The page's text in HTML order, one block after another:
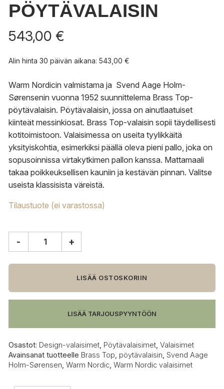
PÖYTÄVALAISIN
543,00 €
Alin hinta 30 päivän aikana: 543,00 €
Warm Nordicin valmistama ja Svend Aage Holm-
Sørensenin vuonna 1952 suunnittelema Brass Top-
pöytävalaisin. Pöytävalaisin, jossa on ainutlaatuiset
kiinteät messinkiosat. Brass Top-valaisin sopii täydellisesti
kotitoimistoon. Valaisimessa on useita tyylikkäitä
yksityiskohtia, esimerkiksi päällä oleva pieni pallo, joka on
sopusoinnissa virtakytkimen pallon kanssa. Mattamaali
takaa poikkeuksellisen kauniin ja kestävän pinnan. Valitse
useista klassisista väreistä.
Tilaustuote (ei varastossa)
Brass
pöytävalaisin
määrä
- +
LISÄÄ OSTOSKORIIN
LISÄÄ TARJOUSPYYNTÖÖN
Osastot: Design-valaisimet Pöytävalaisimet Valaisimet
Avainsanat tuotteelle Brass Top pöytävalaisin Svend Aage
Holm-Sørensen Warm Nordic Warm Nordic valaisimet